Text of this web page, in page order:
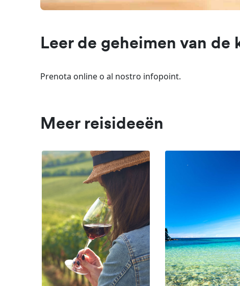
Leer de geheimen van de
Prenota online o al nostro infopoint.
Meer reisideeën